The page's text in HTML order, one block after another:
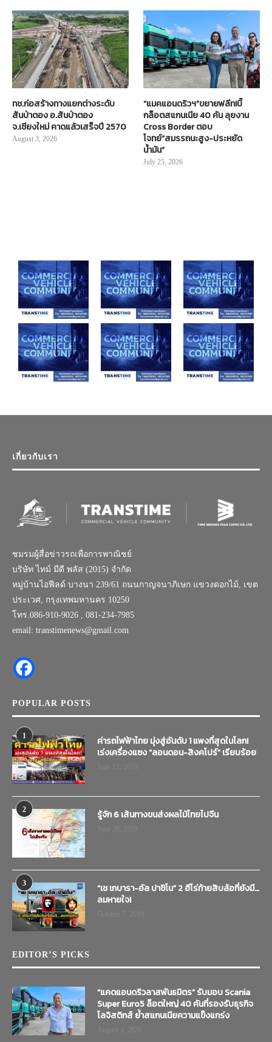
ทช.ก่อสร้างทางแยกต่างระดับ
สันป่าตอง อ.สันป่าตอง
จ.เชียงใหม่ คาดแล้วเสร็จปี 2570
August 3, 2026
“แมคแอนดริวฯ”ขยายฟลีท!บิ๊
กล็อตสแกนเนีย 40 คัน ลุยงาน
Cross Border ตอบ
โจทย์“สมรรถนะสูง-ประหยัด
น้ำมัน”
July 25, 2026
เกี่ยวกับเรา
ชมรมผู้สื่อข่าวรถเพื่อการพาณิชย์
บริษัท ไทม์ มีดี พลัส (2015) จำกัด
หมู่บ้านไอฟีลด์ บางนา 239/61 ถนนกาญจนาภิเษก แขวงดอกไม้, เขต
ประเวศ, กรุงเทพมหานคร 10250
โทร.086-910-9026 , 081-234-7985
email: transtimenews@gmail.com
POPULAR POSTS
1
ค่ารถไฟฟ้าไทย มุ่งสู่อันดับ 1 แพงที่สุดในโลก!
เร่งเครื่องแซง “ลอนดอน-สิงคโปร์” เรียบร้อย
2 รู้จัก 6 เส้นทางขนส่งผลไม้ไทยไปจีน
3
“เช เกบารา-อัล ปาชิโน” 2 ฮีโร่ท้ายสิบล้อที่ยังมี…
ลมหายใจ!
EDITOR’S PICKS
“แคดแอนดริวลาสพันธมิตร” รับมอบ Scania
Super Euro5 ล็อตใหญ่ 40 คันที่รองรับธุรกิจ
โลจิสติกส์ ย้ำสแกนเนียความแข็งแกร่ง